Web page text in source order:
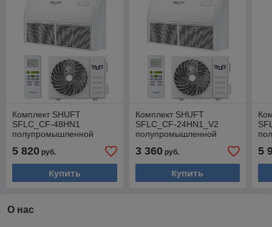
Комплект SHUFT
SFLC_CF-48HN1
полупромышленной
напольно-потолочного
типа 3/8 + 3/4
5 820 руб.
Купить
Комплект SHUFT
SFLC_CF-24HN1_V2
полупромышленной
напольно-потолочного
типа 3/8 + 5/8
3 360руб.
Купить
5
О нас